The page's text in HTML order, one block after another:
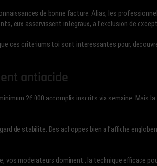
de bonne facture. Alias, les
eux asservissent integraux, a l’exclusion de
ces criteriums toi sont interessantes pour,
antiacide
26 000 accomplis inscrits via semaine. Mais
de stabilite. Des achoppes bien a l’affiche
vos moderateurs dominent , la technique efficace